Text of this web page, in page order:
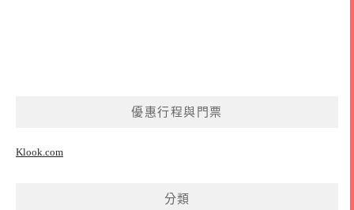
優惠行程與門票
Klook.com
分類